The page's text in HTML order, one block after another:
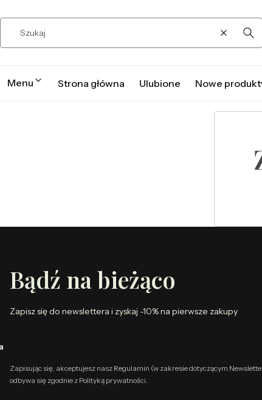
Wyczyść
Menu Strona główna Ulubione Nowe
Bądź na bieżąco
Zapisz się do newslettera i zyskaj -10% na pierwsze zakupy
Zapisując się, akceptujesz nasz Regulamin (w zakresie dotyczącym
odbywa się zgodnie z Polityką prywatności.